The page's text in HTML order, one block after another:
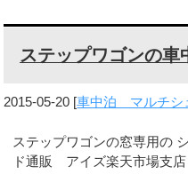
ステップワゴンの車
2015-05-20 [車中泊 マルチシ
ステップワゴンの窓専用の
ド通販 アイズ楽天市場支